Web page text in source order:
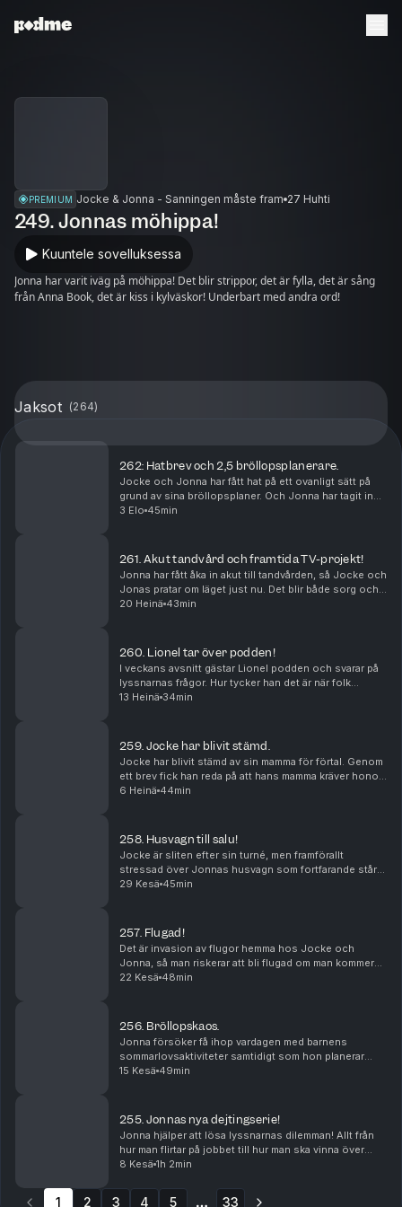
PREMIUM Jocke & Jonna - Sanningen måste fram 27 Huhti
249. Jonnas möhippa!
Kuuntele sovelluksessa
Jonna har varit iväg på möhippa! Det blir strippor, det är fylla, det är sång
från Anna Book, det är kiss i kylväskor! Underbart med andra ord!
Jaksot (264)
262: Hatbrev och 2,5 bröllopsplanerare.
Jocke och Jonna har fått hat på ett ovanligt sätt på
grund av sina bröllopsplaner. Och Jonna har tagit in
2,5 bröllopsplanerare för att hinna med allt innan de
3 Elo 45min
261. Akut tandvård och framtida TV-projekt!
Jonna har fått åka in akut till tandvården, så Jocke och
Jonas pratar om läget just nu. Det blir både sorg och
glädje, och Jocke berättar om framtida TV-projekt.
20 Heinä 43min
260. Lionel tar över podden!
I veckans avsnitt gästar Lionel podden och svarar på
lyssnarnas frågor. Hur tycker han det är när folk
kommer fram och tar kort? Och hur är det att följa med
13 Heinä 34min
259. Jocke har blivit stämd.
Jocke har blivit stämd av sin mamma för förtal. Genom
ett brev fick han reda på att hans mamma kräver honom
på 50.000 kr. Hur känns det? Och hur påverkas han?
6 Heinä 44min
258. Husvagn till salu!
Jocke är sliten efter sin turné, men framförallt
stressad över Jonnas husvagn som fortfarande står
kvar vid huset. Han försöker sälja den i podden,
29 Kesä 45min
257. Flugad!
Det är invasion av flugor hemma hos Jocke och
Jonna, så man riskerar att bli flugad om man kommer
på besök. Jonna hävdar att Jocke är mest fåfäng i
22 Kesä 48min
256. Bröllopskaos.
Jonna försöker få ihop vardagen med barnens
sommarlovsaktiviteter samtidigt som hon planerar
bröllopet. Hjärnan är mos och stressen över att hinna
15 Kesä 49min
255. Jonnas nya dejtingserie!
Jonna hjälper att lösa lyssnarnas dilemman! Allt från
hur man flirtar på jobbet till hur man ska vinna över
svärmor. Och Jonas kläcker århundradets programidé!
8 Kesä 1h 2min
1 2 3 4 5 33